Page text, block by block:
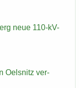
neue 110-​kV-
Oels­nitz ver­